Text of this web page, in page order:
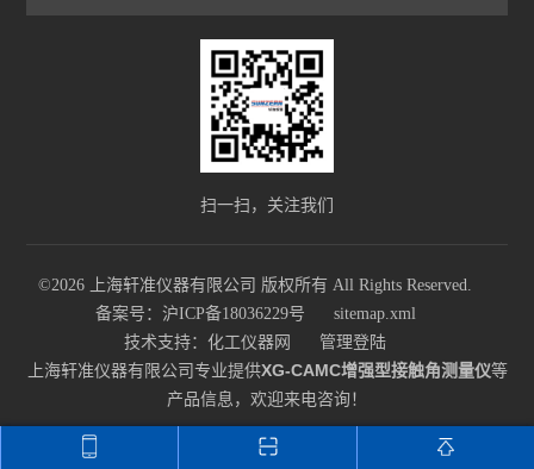
扫一扫，关注我们
©2026 上海轩准仪器有限公司 版权所有 All Rights Reserved.
备案号：沪ICP备18036229号
sitemap.xml
技术支持： 化工仪器网 管理登陆
上海轩准仪器有限公司专业提供XG-CAMC增强型接触角测量仪等
产品信息，欢迎来电咨询！